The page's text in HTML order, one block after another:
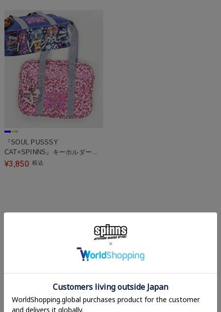
『SOUL PUSSSY
CAT×SPINNS』キーホルダー付
きスクールバッグ
¥3,850 税込